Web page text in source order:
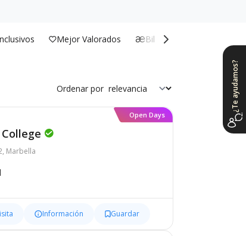
Mejor Valorados Bilingües
Ordenar por
Open Days
Marbella
Información Guardar
¿Te ayudamos?